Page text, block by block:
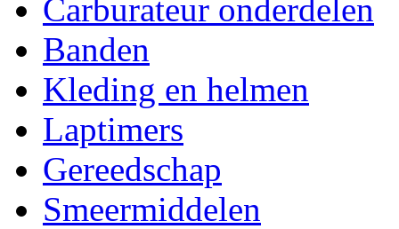
Carburateur onderdelen
Banden
Kleding en helmen
Laptimers
Gereedschap
Smeermiddelen